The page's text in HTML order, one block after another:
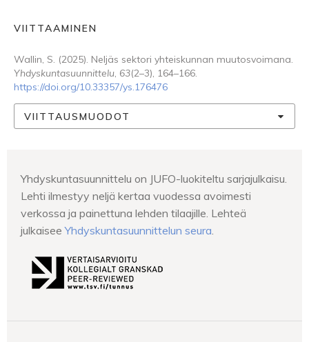
VIITTAAMINEN
Wallin, S. (2025). Neljäs sektori yhteiskunnan muutosvoimana.
Yhdyskuntasuunnittelu, 63(2–3), 164–166.
https://doi.org/10.33357/ys.176476
VIITTAUSMUODOT
Yhdyskuntasuunnittelu on JUFO-luokiteltu sarjajulkaisu.
Lehti ilmestyy neljä kertaa vuodessa avoimesti
verkossa ja painettuna lehden tilaajille. Lehteä
julkaiseeYhdyskuntasuunnittelun seura.